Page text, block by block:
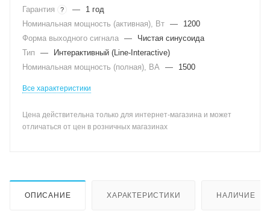
Гарантия
? —
1 год
Номинальная мощность (активная), Вт —
1200
Форма выходного сигнала —
Чистая синусоида
Тип
—
Интерактивный (Line-Interactive)
Номинальная мощность (полная), ВА — 1500
Все характеристики
Цена действительна только для интернет-магазина и может
отличаться от цен в розничных магазинах
ОПИСАНИЕ ХАРАКТЕРИСТИКИ НАЛИЧИЕ